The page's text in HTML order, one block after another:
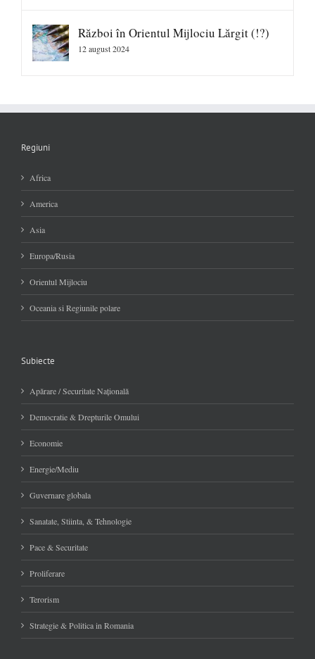
Război în Orientul Mijlociu Lărgit (!?)
12 august 2024
Regiuni
Africa
America
Asia
Europa/Rusia
Orientul Mijlociu
Oceania si Regiunile polare
Subiecte
Apărare / Securitate Naţională
Democratie & Drepturile Omului
Economie
Energie/Mediu
Guvernare globala
Sanatate, Stiinta, & Tehnologie
Pace & Securitate
Proliferare
Terorism
Strategie & Politica in Romania